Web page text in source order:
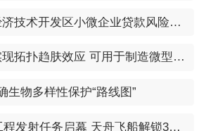
【解读】《北京经济技术开发区小微企业贷款风险补偿资金管理办法》政策解读
量子半导体器件实现拓扑趋肤效应 可用于制造微型高精度传感器和放大器
生物多样性保护“路线图”
2024年载人航天工程发射任务启幕 天舟飞船解锁3小时“速运”模式